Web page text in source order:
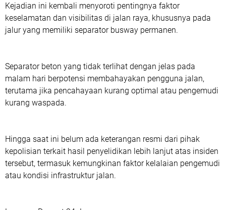
‎Kejadian ini kembali menyoroti pentingnya faktor
keselamatan dan visibilitas di jalan raya, khususnya pada
jalur yang memiliki separator busway permanen.
Separator beton yang tidak terlihat dengan jelas pada
malam hari berpotensi membahayakan pengguna jalan,
terutama jika pencahayaan kurang optimal atau pengemudi
kurang waspada.
Hingga saat ini belum ada keterangan resmi dari pihak
kepolisian terkait hasil penyelidikan lebih lanjut atas insiden
tersebut, termasuk kemungkinan faktor kelalaian pengemudi
atau kondisi infrastruktur jalan.